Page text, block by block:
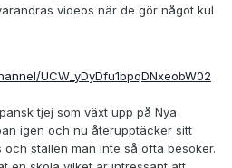
videos när de gör något kul
UCW_yDyDfu1bpqDNxeobW02
tjej som växt upp på Nya
igen och nu återupptäcker sitt
och ställen man inte så ofta besöker.